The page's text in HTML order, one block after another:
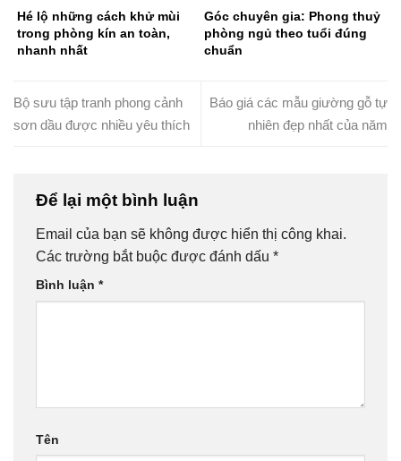
Hé lộ những cách khử mùi
trong phòng kín an toàn,
nhanh nhất
Góc chuyên gia: Phong thuỷ
phòng ngủ theo tuổi đúng
chuẩn
Bộ sưu tập tranh phong cảnh
sơn dầu được nhiều yêu thích
Báo giá các mẫu giường gỗ tự
nhiên đẹp nhất của năm
Để lại một bình luận
Email của bạn sẽ không được hiển thị công khai.
Các trường bắt buộc được đánh dấu *
Bình luận *
Tên